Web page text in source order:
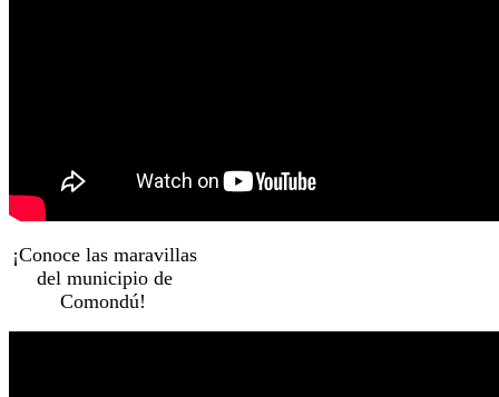
¡Conoce las maravillas
del municipio de
Comondú!